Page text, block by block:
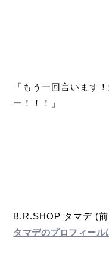
「もう一回言います
ー！！！」
B.R.SHOP タマデ (
タマデのプロフィール